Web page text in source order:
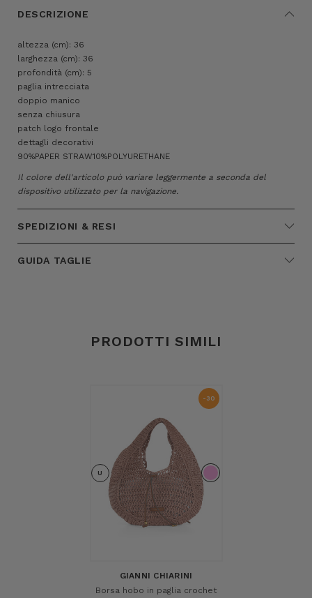
DESCRIZIONE
altezza (cm): 36
larghezza (cm): 36
profondità (cm): 5
paglia intrecciata
doppio manico
senza chiusura
patch logo frontale
dettagli decorativi
90%PAPER STRAW10%POLYURETHANE
Il colore dell'articolo può variare leggermente a seconda del
dispositivo utilizzato per la navigazione.
SPEDIZIONI & RESI
GUIDA TAGLIE
PRODOTTI SIMILI
-30
U
GIANNI CHIARINI
Borsa hobo in paglia crochet